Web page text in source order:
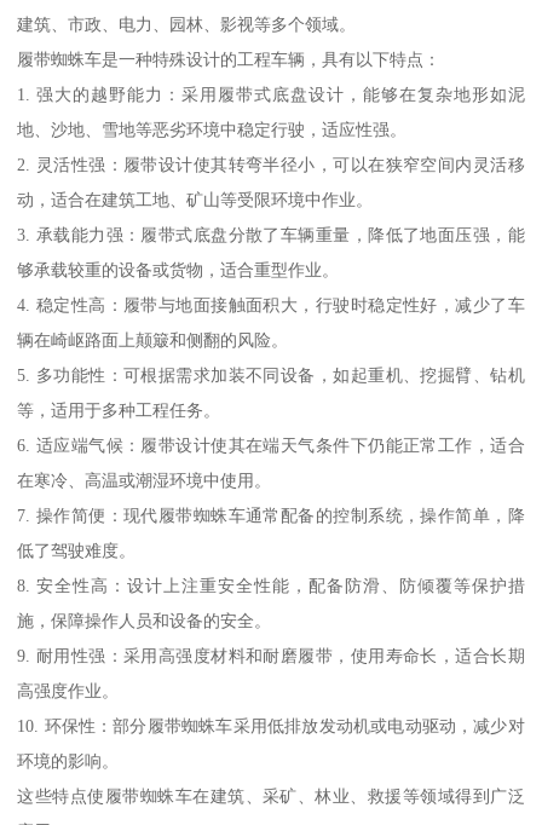
建筑、市政、电力、园林、影视等多个领域。
履带蜘蛛车是一种特殊设计的工程车辆，具有以下特点：
1. 强大的越野能力：采用履带式底盘设计，能够在复杂地形如泥
地、沙地、雪地等恶劣环境中稳定行驶，适应性强。
2. 灵活性强：履带设计使其转弯半径小，可以在狭窄空间内灵活移
动，适合在建筑工地、矿山等受限环境中作业。
3. 承载能力强：履带式底盘分散了车辆重量，降低了地面压强，能
够承载较重的设备或货物，适合重型作业。
4. 稳定性高：履带与地面接触面积大，行驶时稳定性好，减少了车
辆在崎岖路面上颠簸和侧翻的风险。
5. 多功能性：可根据需求加装不同设备，如起重机、挖掘臂、钻机
等，适用于多种工程任务。
6. 适应端气候：履带设计使其在端天气条件下仍能正常工作，适合
在寒冷、高温或潮湿环境中使用。
7. 操作简便：现代履带蜘蛛车通常配备的控制系统，操作简单，降
低了驾驶难度。
8. 安全性高：设计上注重安全性能，配备防滑、防倾覆等保护措
施，保障操作人员和设备的安全。
9. 耐用性强：采用高强度材料和耐磨履带，使用寿命长，适合长期
高强度作业。
10. 环保性：部分履带蜘蛛车采用低排放发动机或电动驱动，减少对
环境的影响。
这些特点使履带蜘蛛车在建筑、采矿、林业、救援等领域得到广泛